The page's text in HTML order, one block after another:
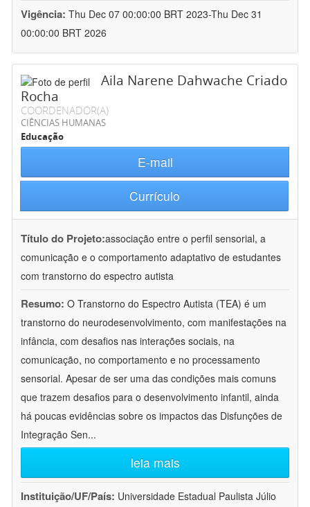
Vigência: Thu Dec 07 00:00:00 BRT 2023-Thu Dec 31
00:00:00 BRT 2026
Aila Narene Dahwache Criado
Rocha
COORDENADOR(A)
CIÊNCIAS HUMANAS
Educação
E-mail
Currículo
Título do Projeto:associação entre o perfil sensorial, a
comunicação e o comportamento adaptativo de estudantes
com transtorno do espectro autista
Resumo: O Transtorno do Espectro Autista (TEA) é um
transtorno do neurodesenvolvimento, com manifestações na
infância, com desafios nas interações sociais, na
comunicação, no comportamento e no processamento
sensorial. Apesar de ser uma das condições mais comuns
que trazem desafios para o desenvolvimento infantil, ainda
há poucas evidências sobre os impactos das Disfunções de
Integração Sen...
leia mais
Instituição/UF/País: Universidade Estadual Paulista Júlio